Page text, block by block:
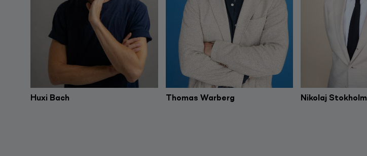
Huxi Bach Thomas Warberg Nikolaj Stokholm